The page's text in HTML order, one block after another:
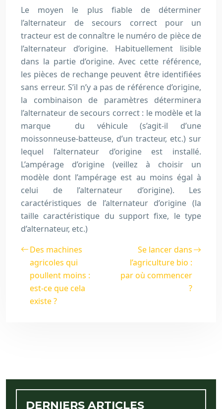
Le moyen le plus fiable de déterminer
l’alternateur de secours correct pour un
tracteur est de connaître le numéro de pièce de
l’alternateur d’origine. Habituellement lisible
dans la partie d’origine. Avec cette référence,
les pièces de rechange peuvent être identifiées
sans erreur. S’il n’y a pas de référence d’origine,
la combinaison de paramètres déterminera
l’alternateur de secours correct : le modèle et la
marque du véhicule (s’agit-il d’une
moissonneuse-batteuse, d’un tracteur, etc.) sur
lequel l’alternateur d’origine est installé.
L’ampérage d’origine (veillez à choisir un
modèle dont l’ampérage est au moins égal à
celui de l’alternateur d’origine). Les
caractéristiques de l’alternateur d’origine (la
taille caractéristique du support fixe, le type
d’alternateur, etc.)
Des machines
agricoles qui
poullent moins :
est-ce que cela
existe ?
Se lancer dans
l’agriculture bio :
par où commencer
?
DERNIERS ARTICLES